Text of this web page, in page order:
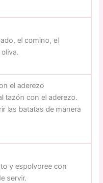
el comino, el
el aderezo
tazón con el aderezo.
las batatas de manera
y espolvoree con
servir.